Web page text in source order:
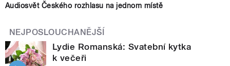
Audiosvět Českého rozhlasu na jednom místě
NEJPOSLOUCHANĚJŠÍ
Lydie Romanská: Svatební kytka
k večeři